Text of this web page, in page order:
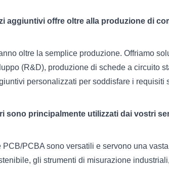
aggiuntivi offre oltre alla produzione di
oltre la semplice produzione. Offriamo
(R&D), produzione di schede a circuito
personalizzati per soddisfare i requisiti
sono principalmente utilizzati dai vostri
PCB/PCBA sono versatili e servono una
gli strumenti di misurazione